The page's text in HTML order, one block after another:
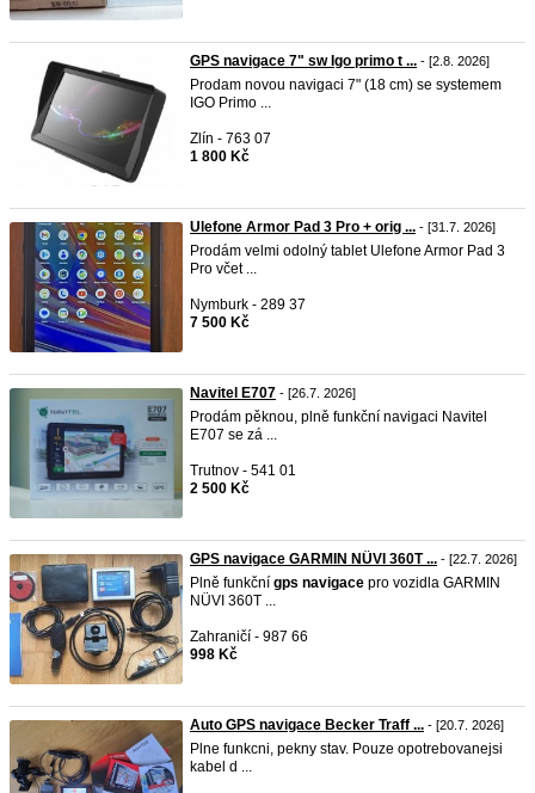
GPS navigace 7" sw Igo primo t ... - [2.8. 2026]
Prodam novou navigaci 7" (18 cm) se systemem
IGO Primo ...
Zlín - 763 07
1 800 Kč
Ulefone Armor Pad 3 Pro + orig ... - [31.7. 2026]
Prodám velmi odolný tablet Ulefone Armor Pad 3
Pro včet ...
Nymburk - 289 37
7 500 Kč
Navitel E707 - [26.7. 2026]
Prodám pěknou, plně funkční navigaci Navitel
E707 se zá ...
Trutnov - 541 01
2 500 Kč
GPS navigace GARMIN NÜVI 360T ... - [22.7. 2026]
Plně funkční gps navigace pro vozidla GARMIN
NÜVI 360T ...
Zahraničí - 987 66
998 Kč
Auto GPS navigace Becker Traff ... - [20.7. 2026]
Plne funkcni, pekny stav. Pouze opotrebovanejsi
kabel d ...